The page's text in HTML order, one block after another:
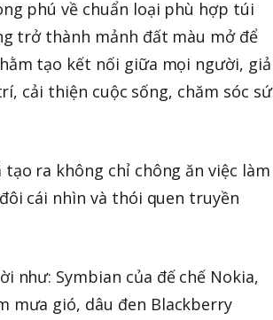
phú về chuẩn loại phù hợp túi
trở thành mảnh đất màu mở để
tạo kết nối giữa mọi người,
cải thiện cuộc sống, chăm sóc
ra không chỉ chông ăn việc làm
cái nhìn và thói quen truyền
như: Symbian của đế chế Nokia,
mưa gió, dâu đen Blackberry